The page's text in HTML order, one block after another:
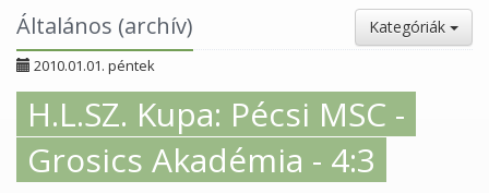
Általános (archív) Kategóriák
2010.01.01. péntek
H.L.SZ. Kupa: Pécsi MSC -
Grosics Akadémia - 4:3